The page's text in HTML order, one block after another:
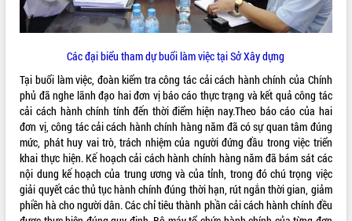
Các đại biểu tham dự buổi làm việc tại Sở Xây dựng
Tại buổi làm việc, đoàn kiểm tra công tác cải cách hành chính của Chính
phủ đã nghe lãnh đạo hai đơn vị báo cáo thực trạng và kết quả công tác
cải cách hành chính tính đến thời điểm hiện nay.Theo báo cáo của hai
đơn vị, công tác cải cách hành chính hàng năm đã có sự quan tâm đúng
mức, phát huy vai trò, trách nhiệm của người đứng đầu trong việc triển
khai thực hiện. Kế hoạch cải cách hành chính hàng năm đã bám sát các
nội dung kế hoạch của trung ương và của tỉnh, trong đó chú trọng việc
giải quyết các thủ tục hành chính đúng thời hạn, rút ngắn thời gian, giảm
phiền hà cho người dân. Các chỉ tiêu thành phần cải cách hành chính đều